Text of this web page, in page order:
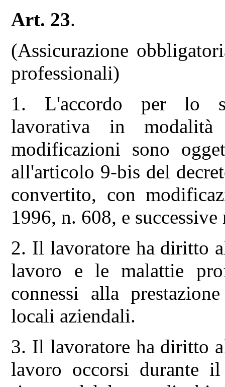
Art. 23.
(Assicurazione
professionali)
1. L'accordo per lo
lavorativa in
modificazioni sono
all'articolo 9-bis del
convertito, con
1996, n. 608, e
2. Il lavoratore ha diritto
lavoro e le malattie
connessi alla
locali aziendali.
3. Il lavoratore ha diritto
lavoro occorsi durante